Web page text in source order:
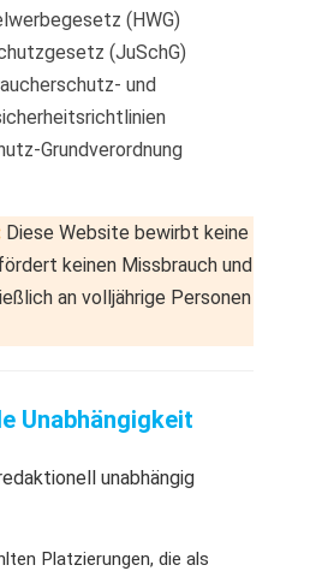
(HWG)
(JuSchG)
und
Grundverordnung
Diese Website bewirbt keine
keinen Missbrauch und
an volljährige Personen
Unabhängigkeit
unabhängig
Platzierungen, die als